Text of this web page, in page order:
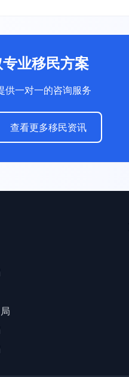
业移民方案
供一对一的咨询服务
查看更多移民资讯